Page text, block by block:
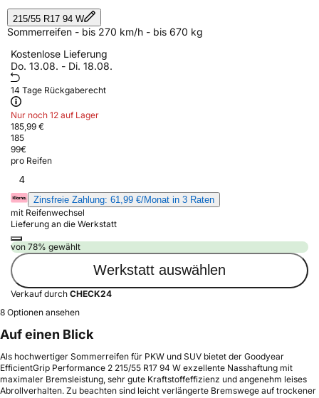
215/55 R17 94 W
Sommerreifen - bis 270 km/h - bis 670 kg
Kostenlose Lieferung
Do. 13.08. - Di. 18.08.
14 Tage Rückgaberecht
Nur noch 12 auf Lager
185,99 €
185
99€
pro Reifen
4
Zinsfreie Zahlung: 61,99 €/Monat in 3 Raten
mit Reifenwechsel
Lieferung an die Werkstatt
von 78% gewählt
Werkstatt auswählen
Verkauf durch CHECK24
8 Optionen ansehen
Auf einen Blick
Als hochwertiger Sommerreifen für PKW und SUV bietet der Goodyear
EfficientGrip Performance 2 215/55 R17 94 W exzellente Nasshaftung mit
maximaler Bremsleistung, sehr gute Kraftstoffeffizienz und angenehm leises
Abrollverhalten. Zu beachten sind leicht verlängerte Bremswege auf trockener